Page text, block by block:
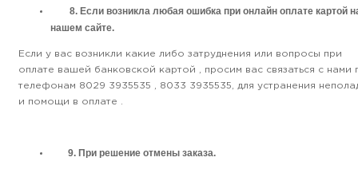
8. Если возникла любая ошибка при онлайн оплате картой
нашем сайте.
Если у вас возникли какие либо затруднения или вопросы при
оплате вашей банковской картой , просим вас связаться с нами
телефонам 8029 3935535 , 8033 3935535, для устранения
и помощи в оплате .
9. При решение отмены заказа.